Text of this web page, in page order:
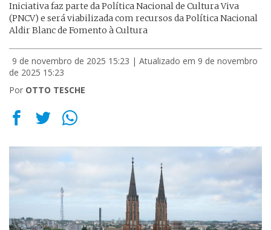
Iniciativa faz parte da Política Nacional de Cultura Viva
(PNCV) e será viabilizada com recursos da Política Nacional
Aldir Blanc de Fomento à Cultura
9 de novembro de 2025 15:23 | Atualizado em 9 de novembro
de 2025 15:23
Por OTTO TESCHE